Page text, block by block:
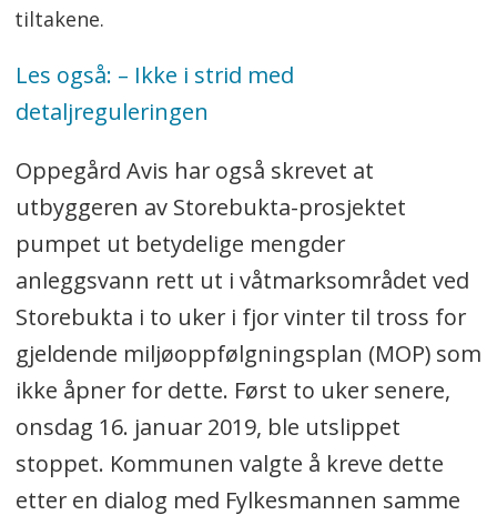
tiltakene.
Les også: – Ikke i strid med
detaljreguleringen
Oppegård Avis har også skrevet at
utbyggeren av Storebukta-prosjektet
pumpet ut betydelige mengder
anleggsvann rett ut i våtmarksområdet ved
Storebukta i to uker i fjor vinter til tross for
gjeldende miljøoppfølgningsplan (MOP) som
ikke åpner for dette. Først to uker senere,
onsdag 16. januar 2019, ble utslippet
stoppet. Kommunen valgte å kreve dette
etter en dialog med Fylkesmannen samme